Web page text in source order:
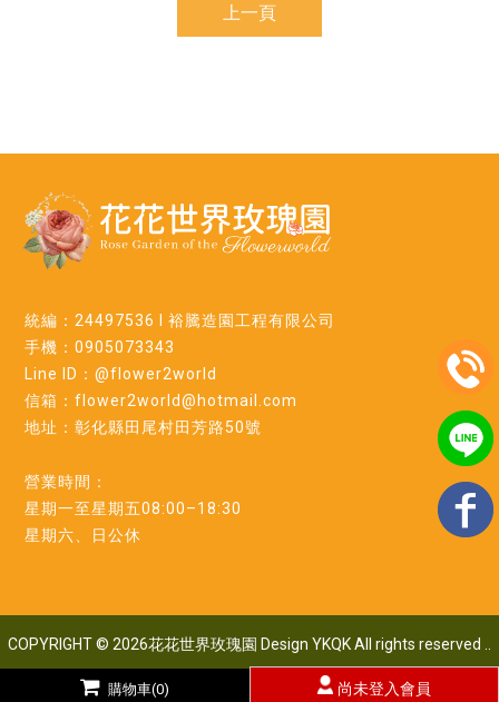
尚未登入會員
上一頁
購物車(0)
統編：24497536 l 裕騰造園工程有限公司
手機：0905073343
Line ID：@flower2world
信箱：flower2world@hotmail.com
地址：彰化縣田尾村田芳路50號
營業時間：
星期一至星期五08:00–18:30
星期六、日公休
COPYRIGHT © 2026花花世界玫瑰園 Design YKQK All rights reserved